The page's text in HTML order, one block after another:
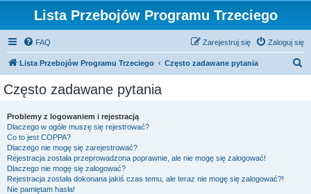
Lista Przebojów Programu Trzeciego
FAQ Zaloguj się
Zarejestruj się
Lista Przebojów Programu Trzeciego Często zadawane pytania
Często zadawane pytania
Problemy z logowaniem i rejestracją
Dlaczego w ogóle muszę się rejestrować?
Co to jest COPPA?
Dlaczego nie mogę się zarejestrować?
Rejestracja została przeprowadzona poprawnie, ale nie mogę się zalogować!
Dlaczego nie mogę się zalogować?
Rejestracja została dokonana jakiś czas temu, ale teraz nie mogę się zalogować?!
Nie pamiętam hasła!